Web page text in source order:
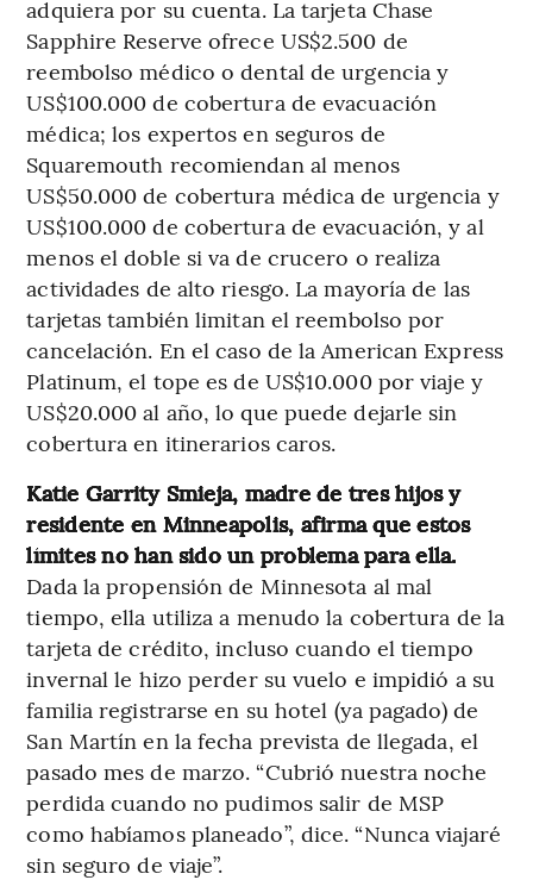
adquiera por su cuenta. La tarjeta Chase
Sapphire Reserve ofrece US$2.500 de
reembolso médico o dental de urgencia y
US$100.000 de cobertura de evacuación
médica; los expertos en seguros de
Squaremouth recomiendan al menos
US$50.000 de cobertura médica de urgencia y
US$100.000 de cobertura de evacuación, y al
menos el doble si va de crucero o realiza
actividades de alto riesgo. La mayoría de las
tarjetas también limitan el reembolso por
cancelación. En el caso de la American Express
Platinum, el tope es de US$10.000 por viaje y
US$20.000 al año, lo que puede dejarle sin
cobertura en itinerarios caros.
Katie Garrity Smieja, madre de tres hijos y
residente en Minneapolis, afirma que estos
límites no han sido un problema para ella.
Dada la propensión de Minnesota al mal
tiempo, ella utiliza a menudo la cobertura de la
tarjeta de crédito, incluso cuando el tiempo
invernal le hizo perder su vuelo e impidió a su
familia registrarse en su hotel (ya pagado) de
San Martín en la fecha prevista de llegada, el
pasado mes de marzo. “Cubrió nuestra noche
perdida cuando no pudimos salir de MSP
como habíamos planeado”, dice. “Nunca viajaré
sin seguro de viaje”.